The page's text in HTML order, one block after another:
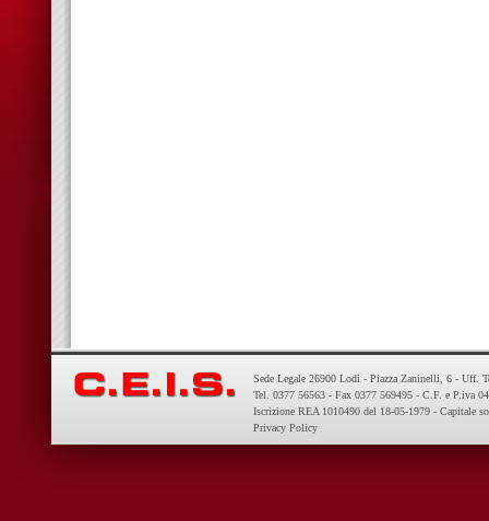
Sede Legale 26900 Lodi - Piazza Zaninelli, 6 - Uff.
Tel. 0377 56563 - Fax 0377 569495 - C.F. e P.iva
Iscrizione REA 1010490 del 18-05-1979 - Capitale
Privacy Policy